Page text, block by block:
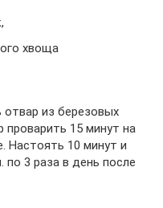
хвоща
из березовых
проварить 15 минут на
Настоять 10 минут и
по 3 раза в день после